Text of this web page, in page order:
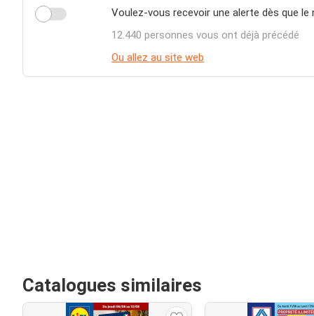
Voulez-vous recevoir une alerte dès que
12.440 personnes vous ont déjà précédé
Ou allez au site web
Catalogues similaires